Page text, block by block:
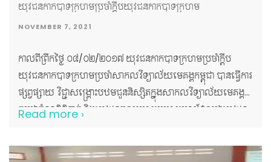
យុវជនកាកបាទក្រហមប្រចាំក្តឹបយុវជនកាកបាទក្រហម
NOVEMBER 7, 2021
កាលពីព្រឹកថ្ងៃ ០៤/០២/២០១៧ យុវជនកាកបាទក្រហមប្រចាំក្តឹប
យុវជនកាកបាទក្រហមប្រចាំសាកលវិទ្យាល័យមេគង្គកម្ពុជា បានធ្វើការ
ផ្សព្វផ្សាយ វិជ្ជាសង្គ្រោះបឋមជូននិស្សិតក្នុងសាកលវិទ្យាល័យមេគង្គ
កម្ពុជាចំនួន៥៥នាក់ និងយុវជនចូលរួមសម្របសម្រួលដែលជាយុវជន
និងក្តីសប្បាយរីករាយ!!!
Read more ›